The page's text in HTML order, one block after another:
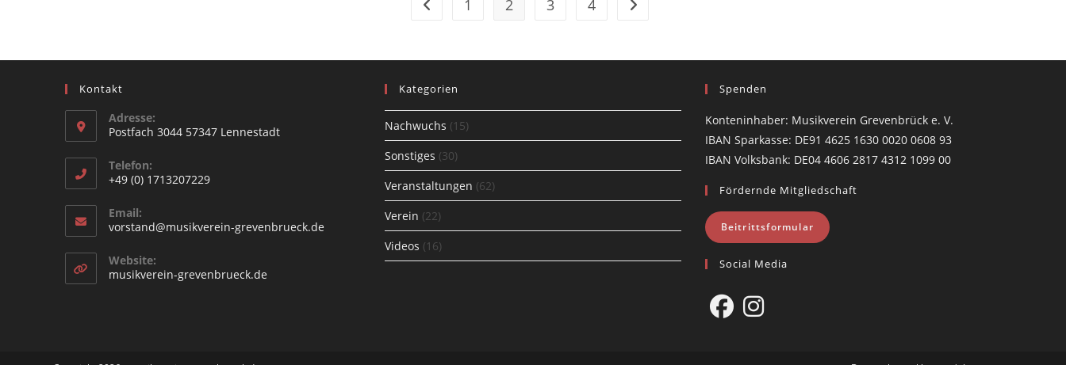
Zur vorherigen Seite
1 2 3 4 Zur nächsten Seite
Kontakt
Adresse:
Postfach 3044 57347 Lennestadt
in
new
tab
Telefon:
+49 (0) 1713207229
in
your
application
Email:
vorstand@musikverein-grevenbrueck.de
Website:
musikverein-grevenbrueck.de
Kategorien
Nachwuchs (15)
Sonstiges (30)
Veranstaltungen (62)
Verein (22)
Videos (16)
Spenden
Konteninhaber: Musikverein Grevenbrück e. V.
IBAN Sparkasse: DE91 4625 1630 0020 0608 93
IBAN Volksbank: DE04 4606 2817 4312 1099 00
Fördernde Mitgliedschaft
Beitrittsformular
Social Media